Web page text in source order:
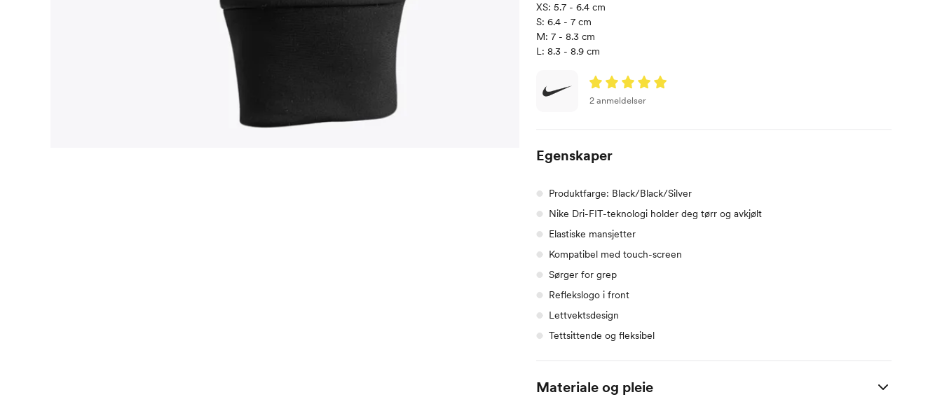
XS: 5.7 - 6.4 cm
S: 6.4 - 7 cm
M: 7 - 8.3 cm
L: 8.3 - 8.9 cm
2 anmeldelser
Egenskaper
Produktfarge: Black/Black/Silver
Nike Dri-FIT-teknologi holder deg tørr og avkjølt
Elastiske mansjetter
Kompatibel med touch-screen
Sørger for grep
Reflekslogo i front
Lettvektsdesign
Tettsittende og fleksibel
Materiale og pleie